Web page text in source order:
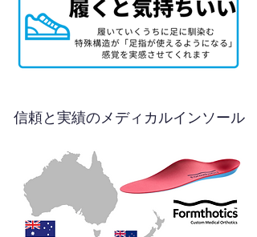
信頼と実績のメディカルインソール